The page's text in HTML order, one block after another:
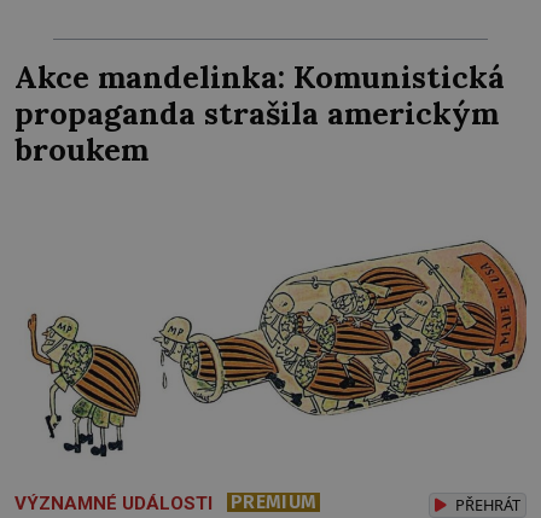
neláme. Prostě na stavbě „zaměstná“
politické vězně! Generál Francisco Franco
(1892–1975) to dokázal. Občanská válka ve
Španělsku skončila na jaře roku 1939 jeho
Akce mandelinka: Komunistická
propaganda strašila americkým
broukem
VÝZNAMNÉ UDÁLOSTI PREMIUM PŘEHRÁT